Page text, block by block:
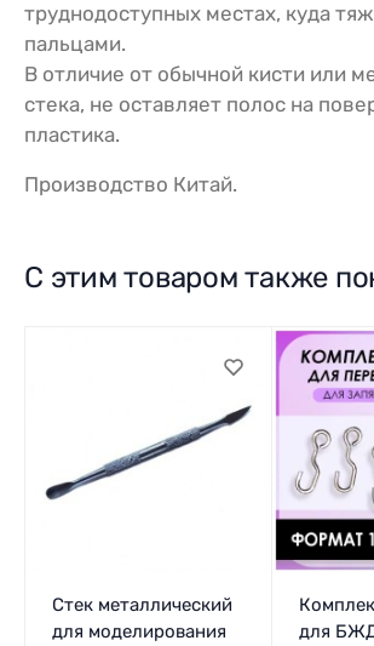
труднодоступных местах, куда
пальцами.
В отличие от обычной кисти или
стека, не оставляет полос на
пластика.
Производство Китай.
С этим товаром также
Стек металлический
для моделирования
для